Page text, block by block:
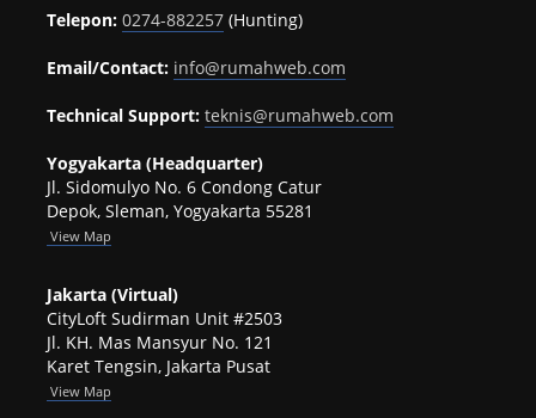
Telepon: 0274-882257 (Hunting)
Email/Contact: info@rumahweb.com
Technical Support: teknis@rumahweb.com
Yogyakarta (Headquarter)
Jl. Sidomulyo No. 6 Condong Catur
Depok, Sleman, Yogyakarta 55281
View Map
Jakarta (Virtual)
CityLoft Sudirman Unit #2503
Jl. KH. Mas Mansyur No. 121
Karet Tengsin, Jakarta Pusat
View Map